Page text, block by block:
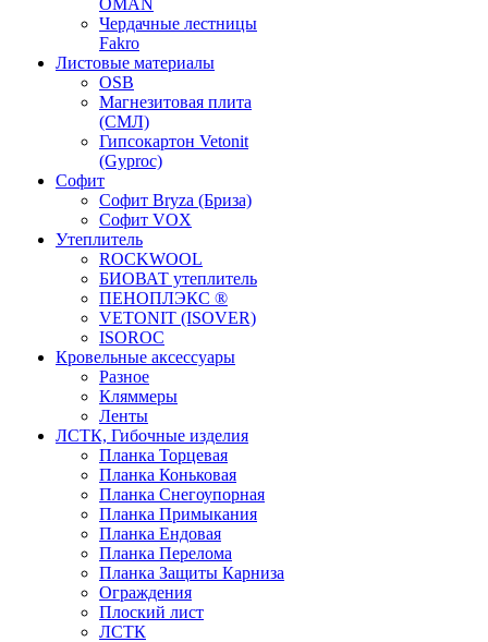
OMAN
Чердачные лестницы
Fakro
Листовые материалы
OSB
Магнезитовая плита
(СМЛ)
Гипсокартон Vetonit
(Gyproc)
Софит
Софит Bryza (Бриза)
Софит VOX
Утеплитель
ROCKWOOL
БИОВАТ утеплитель
ПЕНОПЛЭКС ®
VETONIT (ISOVER)
ISOROC
Кровельные аксессуары
Разное
Кляммеры
Ленты
ЛСТК, Гибочные изделия
Планка Торцевая
Планка Коньковая
Планка Снегоупорная
Планка Примыкания
Планка Ендовая
Планка Перелома
Планка Защиты Карниза
Ограждения
Плоский лист
ЛСТК